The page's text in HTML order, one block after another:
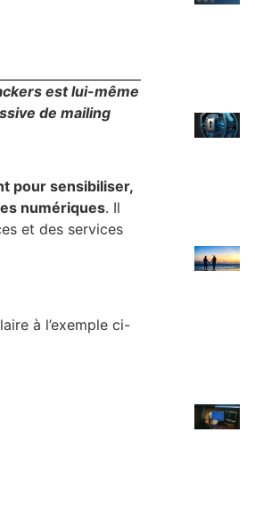
est lui-même
de mailing
pour sensibiliser,
numériques. Il
et des services
à l’exemple ci-